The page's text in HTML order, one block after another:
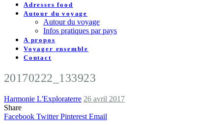
Adresses food
Autour du voyage
Autour du voyage
Infos pratiques par pays
A propos
Voyager ensemble
Contact
20170222_133923
Harmonie L'Exploraterre 26 avril 2017
Share
Facebook Twitter Pinterest Email